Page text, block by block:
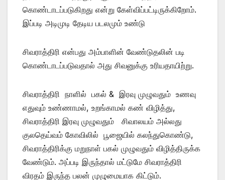
கொண்டாடப்படுகிறது என்று கேள்விப்பட்டிருக்கிறோம்.
இப்படி அடிமுடி தேடிய படலமும் உண்டு
சிவராத்திரி என்பது அம்பாளின் வேண்டுதலின் படி
கொண்டாடப்படுவதால் அது சிவனுக்கு உரியதாயிற்று.
சிவராத்திரி நாளில் பகல் & இரவு முழுவதும் உணவு
எதுவும் உண்ணாமல், உறங்காமல் கண் விழித்து,
சிவராத்திரி இரவு முழுவதும் சிவாலயம் அல்லது
குலதெய்வம் கோவிலில் பூஜையில் கலந்துகொண்டு,
சிவராத்திரிக்கு மறுநாள் பகல் முழுவதும் விழித்திருக்க
வேண்டும். அப்படி இருந்தால் மட்டுமே சிவராத்திரி
விரதம் இருந்த பலன் முழுமையாக கிட்டும்.